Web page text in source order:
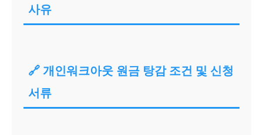
사유
🔗 개인워크아웃 원금 탕감 조건 및 신청
서류